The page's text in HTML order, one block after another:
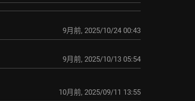
9月前, 2025/10/24 00:43
9月前, 2025/10/13 05:54
10月前, 2025/09/11 13:55